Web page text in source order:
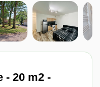
- 20 m2 -